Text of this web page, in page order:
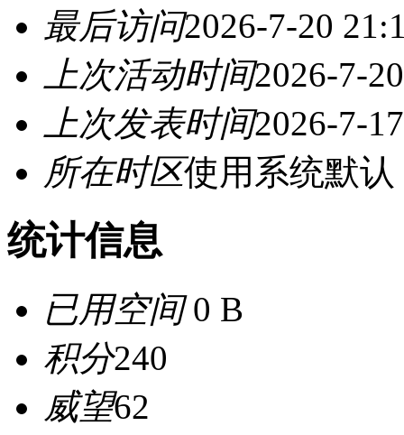
最后访问2026-7-20
上次活动时间2026-7-
上次发表时间2026-7-
所在时区使用系统默认
统计信息
已用空间0 B
积分240
威望62